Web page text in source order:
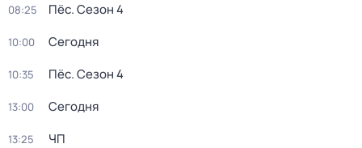
08:25 Пёс. Сезон 4
10:00 Сегодня
10:35 Пёс. Сезон 4
13:00 Сегодня
13:25 ЧП